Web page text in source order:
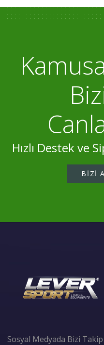
Hızlı Destek ve
BIZI
Sosyal Medyada Bizi Takip